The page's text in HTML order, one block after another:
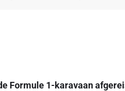
Formule 1-karavaan